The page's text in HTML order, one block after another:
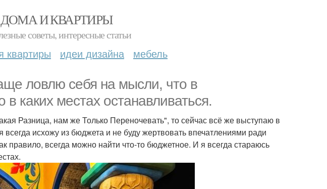
ДОМА И КВАРТИРЫ
советы, интересные статьи
квартиры идеи дизайна мебель
ловлю себя на мысли, что в
каких местах останавливаться.
Разница, нам же Только Переночевать", то сейчас всё же выступаю в
исхожу из бюджета и не буду жертвовать впечатлениями ради
правило, всегда можно найти что-то бюджетное. И я всегда стараюсь